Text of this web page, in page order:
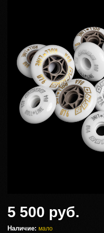
5 500 руб.
Наличие: мало